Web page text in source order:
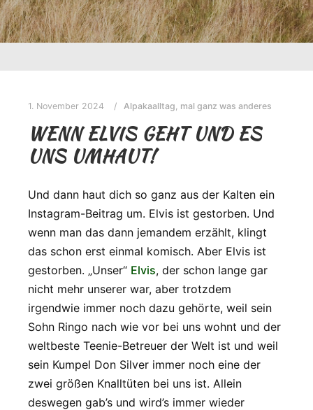
1. November 2024 Alpakaalltag, mal ganz was anderes
WENN ELVIS GEHT UND ES
UNS UMHAUT!
Und dann haut dich so ganz aus der Kalten ein
Instagram-Beitrag um. Elvis ist gestorben. Und
wenn man das dann jemandem erzählt, klingt
das schon erst einmal komisch. Aber Elvis ist
gestorben. „Unser“ Elvis, der schon lange gar
nicht mehr unserer war, aber trotzdem
irgendwie immer noch dazu gehörte, weil sein
Sohn Ringo nach wie vor bei uns wohnt und der
weltbeste Teenie-Betreuer der Welt ist und weil
sein Kumpel Don Silver immer noch eine der
zwei größen Knalltüten bei uns ist. Allein
deswegen gab’s und wird’s immer wieder